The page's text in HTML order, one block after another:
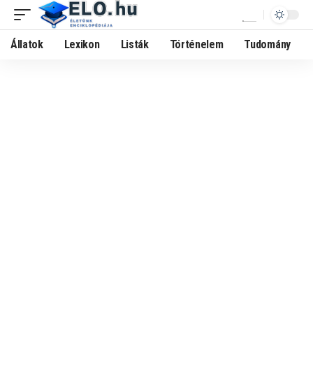
Állatok Lexikon Listák Történelem Tudomány